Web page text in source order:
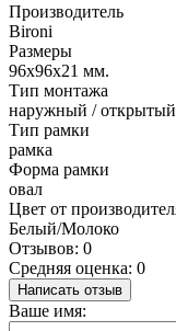
Производитель
Bironi
Размеры
96x96x21 мм.
Тип монтажа
наружный / открытый
Тип рамки
рамка
Форма рамки
овал
Цвет от
Белый/Молоко
Отзывов: 0
Средняя оценка: 0
Написать отзыв
Ваше имя: